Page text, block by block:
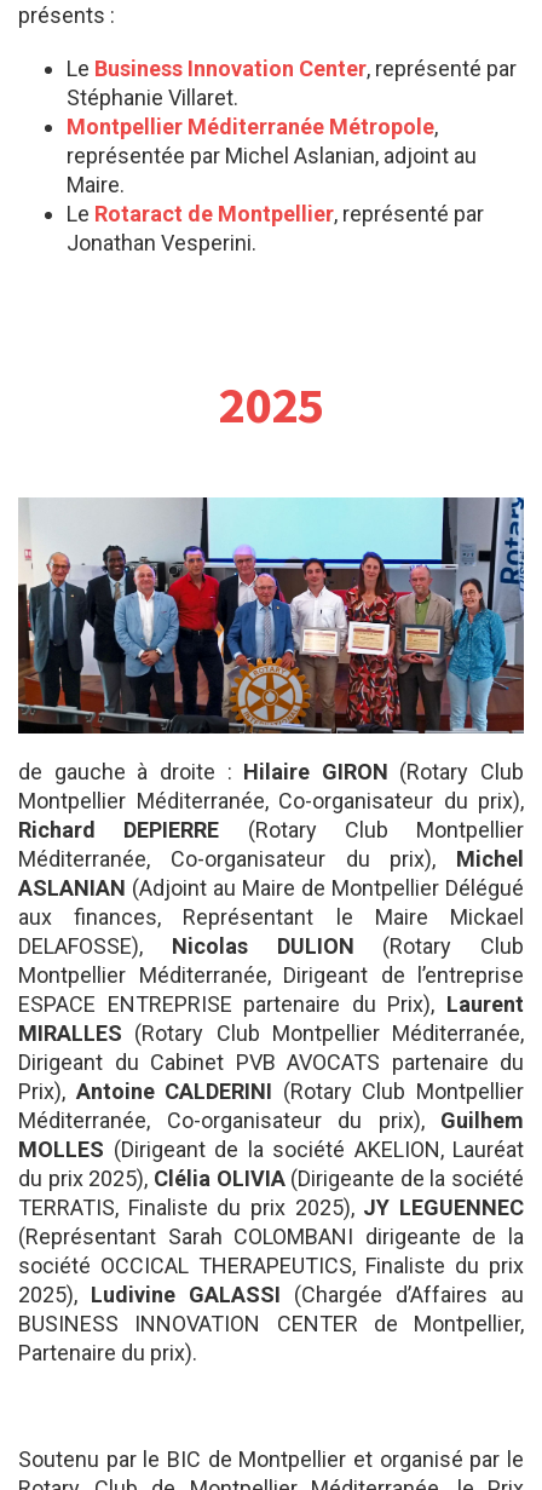
présents :
Le Business Innovation Center, représenté par
Stéphanie Villaret.
Montpellier Méditerranée Métropole,
représentée par Michel Aslanian, adjoint au
Maire.
Le Rotaract de Montpellier, représenté par
Jonathan Vesperini.
2025
de gauche à droite : Hilaire GIRON (Rotary Club
Montpellier Méditerranée, Co-organisateur du prix),
Richard DEPIERRE (Rotary Club Montpellier
Méditerranée, Co-organisateur du prix), Michel
ASLANIAN (Adjoint au Maire de Montpellier Délégué
aux finances, Représentant le Maire Mickael
DELAFOSSE), Nicolas DULION (Rotary Club
Montpellier Méditerranée, Dirigeant de l’entreprise
ESPACE ENTREPRISE partenaire du Prix), Laurent
MIRALLES (Rotary Club Montpellier Méditerranée,
Dirigeant du Cabinet PVB AVOCATS partenaire du
Prix), Antoine CALDERINI (Rotary Club Montpellier
Méditerranée, Co-organisateur du prix), Guilhem
MOLLES (Dirigeant de la société AKELION, Lauréat
du prix 2025), Clélia OLIVIA(Dirigeante de la société
TERRATIS, Finaliste du prix 2025), JY LEGUENNEC
(Représentant Sarah COLOMBANI dirigeante de la
société OCCICAL THERAPEUTICS, Finaliste du prix
2025), Ludivine GALASSI (Chargée d’Affaires au
BUSINESS INNOVATION CENTER de Montpellier,
Partenaire du prix).
Soutenu par le BIC de Montpellier et organisé par le